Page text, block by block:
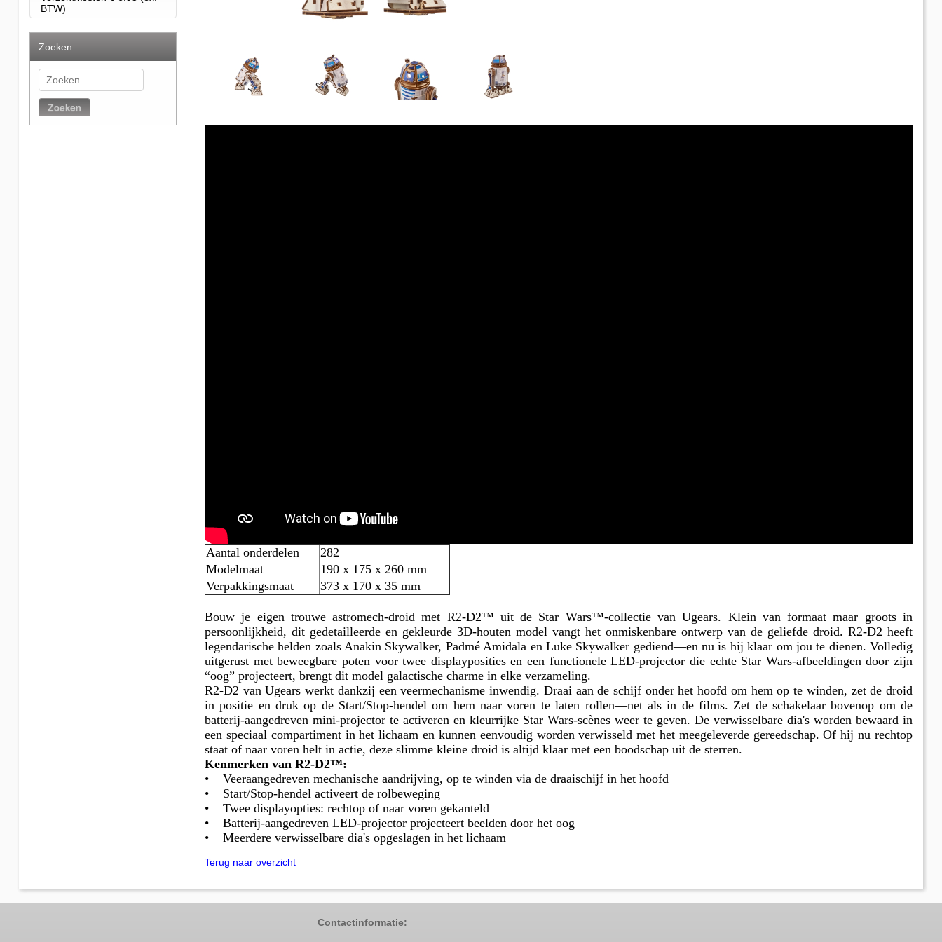
BTW)
Zoeken
Zoeken
Aantal onderdelen
282
Modelmaat
190 x 175 x 260 mm
Verpakkingsmaat
373 x 170 x 35 mm
Bouw je eigen trouwe astromech-droid met R2-D2™ uit de Star Wars™-collectie van Ugears. Klein van formaat maar groots in
persoonlijkheid, dit gedetailleerde en gekleurde 3D-houten model vangt het onmiskenbare ontwerp van de geliefde droid. R2-D2 heeft
legendarische helden zoals Anakin Skywalker, Padmé Amidala en Luke Skywalker gediend—en nu is hij klaar om jou te dienen. Volledig
uitgerust met beweegbare poten voor twee displayposities en een functionele LED-projector die echte Star Wars-afbeeldingen door zijn
“oog” projecteert, brengt dit model galactische charme in elke verzameling.
R2-D2 van Ugears werkt dankzij een veermechanisme inwendig. Draai aan de schijf onder het hoofd om hem op te winden, zet de droid
in positie en druk op de Start/Stop-hendel om hem naar voren te laten rollen—net als in de films. Zet de schakelaar bovenop om de
batterij-aangedreven mini-projector te activeren en kleurrijke Star Wars-scènes weer te geven. De verwisselbare dia's worden bewaard in
een speciaal compartiment in het lichaam en kunnen eenvoudig worden verwisseld met het meegeleverde gereedschap. Of hij nu rechtop
staat of naar voren helt in actie, deze slimme kleine droid is altijd klaar met een boodschap uit de sterren.
Kenmerken van R2-D2™:
• Veeraangedreven mechanische aandrijving, op te winden via de draaischijf in het hoofd
• Start/Stop-hendel activeert de rolbeweging
• Twee displayopties: rechtop of naar voren gekanteld
• Batterij-aangedreven LED-projector projecteert beelden door het oog
• Meerdere verwisselbare dia's opgeslagen in het lichaam
Terug naar overzicht
Contactinformatie: